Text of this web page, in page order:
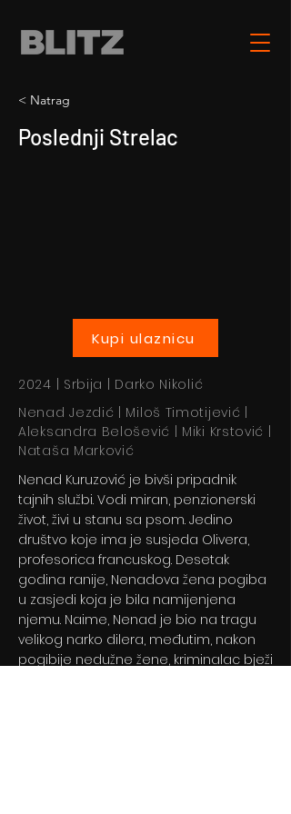
< Natrag
Poslednji Strelac
Kupi ulaznicu
2024 | Srbija | Darko Nikolić
Nenad Jezdić | Miloš Timotijević |
Aleksandra Belošević | Miki Krstović |
Nataša Marković
Nenad Kuruzović je bivši pripadnik
tajnih službi. Vodi miran, penzionerski
život, živi u stanu sa psom. Jedino
društvo koje ima je susjeda Olivera,
profesorica francuskog. Desetak
godina ranije, Nenadova žena pogiba
u zasjedi koja je bila namijenjena
njemu. Naime, Nenad je bio na tragu
velikog narko dilera, međutim, nakon
pogibije nedužne žene, kriminalac bježi